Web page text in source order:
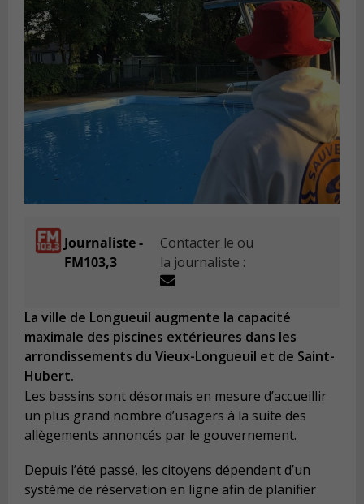
Journaliste -
FM103,3
Contacter le ou
la journaliste :
La ville de Longueuil augmente la capacité
maximale des piscines extérieures dans les
arrondissements du Vieux-Longueuil et de Saint-
Hubert.
Les bassins sont désormais en mesure d’accueillir
un plus grand nombre d’usagers à la suite des
allègements annoncés par le gouvernement.
Depuis l’été passé, les citoyens dépendent d’un
système de réservation en ligne afin de planifier